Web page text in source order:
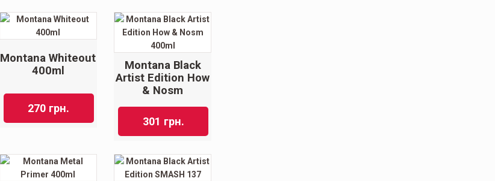
Montana Whiteout
400ml
270 грн.
Montana Black
Artist Edition How
& Nosm
301 грн.